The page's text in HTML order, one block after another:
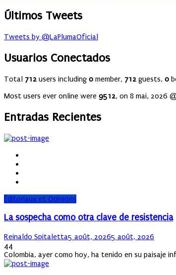
Últimos Tweets
Tweets by @LaPlumaOficial
Usuarios Conectados
Total 712 users including 0 member, 712 guests, 0
Most users ever online were 9512, on 8 mai, 2026
Entradas Recientes
Éditoriaux et Opinions
La sospecha como otra clave de resistencia
Author
Reinaldo SpitalettaPosted
5 août, 20265 août, 2026
44
Colombia, ayer como hoy, ha tenido en su paisaje